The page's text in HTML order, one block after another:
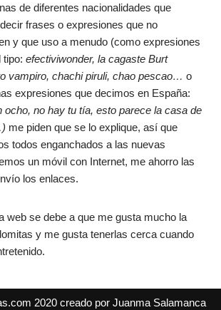
de diferentes nacionalidades que
frases o expresiones que no
y que uso a menudo (como expresiones
tipo: efectiviwonder, la cagaste Burt
vampiro, chachi piruli, chao pescao… o
expresiones que decimos en España:
ocho, no hay tu tía, esto parece la casa de
me piden que se lo explique, así que
todos enganchados a las nuevas
un móvil con Internet, me ahorro las
los enlaces.
web se debe a que me gusta mucho la
y me gusta tenerlas cerca cuando
2020 creado por Juanma Salamanca